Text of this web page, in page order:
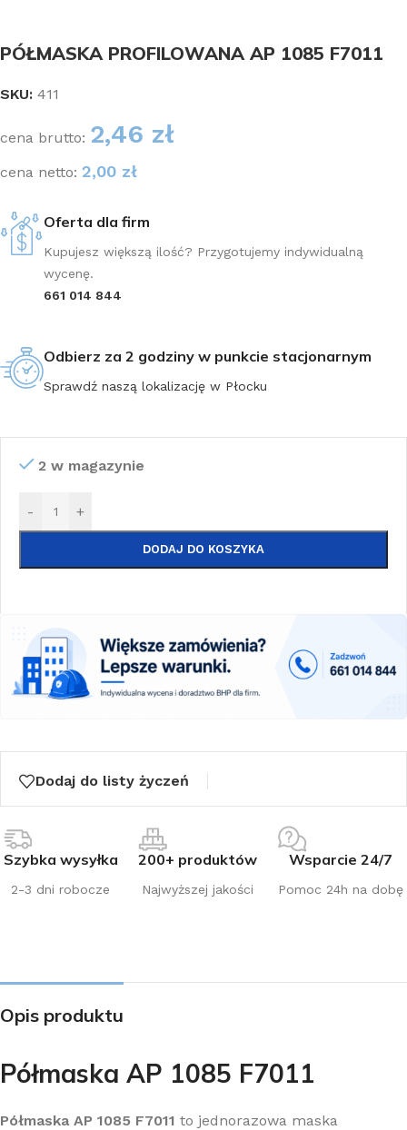
PÓŁMASKA PROFILOWANA AP 1085 F7011
SKU: 411
cena brutto: 2,46 zł
cena netto: 2,00 zł
Oferta dla firm
Kupujesz większą ilość? Przygotujemy indywidualną
wycenę.
661 014 844
Odbierz za 2 godziny w punkcie stacjonarnym
Sprawdź naszą lokalizację w Płocku
2 w magazynie
- +
DODAJ DO KOSZYKA
Dodaj do listy życzeń
Szybka wysyłka
2-3 dni robocze
200+ produktów
Najwyższej jakości
Wsparcie 24/7
Pomoc 24h na dobę
Opis produktu
Półmaska AP 1085 F7011
Półmaska AP 1085 F7011 to jednorazowa maska